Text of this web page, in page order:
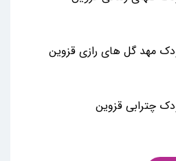
مهد گل های رازی قزوین
چترابی قزوین